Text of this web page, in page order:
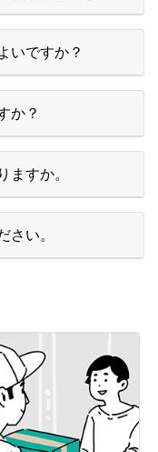
いですか？
か？
ますか。
さい。